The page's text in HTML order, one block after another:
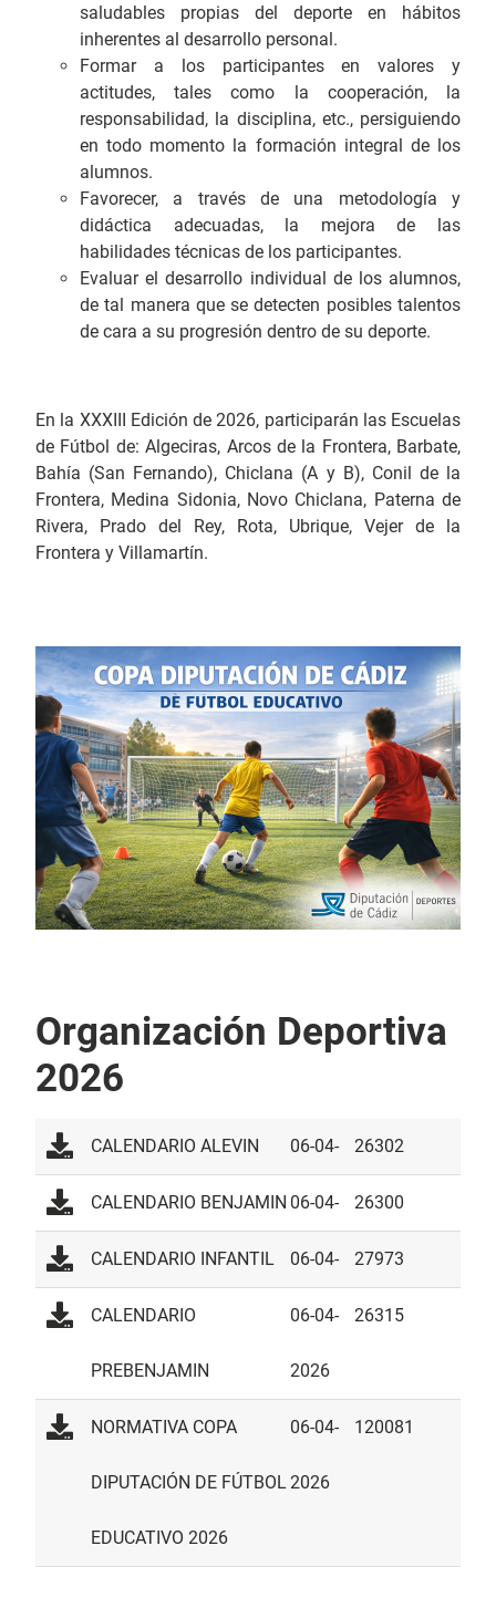
saludables propias del deporte en hábitos
inherentes al desarrollo personal.
Formar a los participantes en valores y
actitudes, tales como la cooperación, la
responsabilidad, la disciplina, etc., persiguiendo
en todo momento la formación integral de los
alumnos.
Favorecer, a través de una metodología y
didáctica adecuadas, la mejora de las
habilidades técnicas de los participantes.
Evaluar el desarrollo individual de los alumnos,
de tal manera que se detecten posibles talentos
de cara a su progresión dentro de su deporte.
En la XXXIII Edición de 2026, participarán las Escuelas
de Fútbol de: Algeciras, Arcos de la Frontera, Barbate,
Bahía (San Fernando), Chiclana (A y B), Conil de la
Frontera, Medina Sidonia, Novo Chiclana, Paterna de
Rivera, Prado del Rey, Rota, Ubrique, Vejer de la
Frontera y Villamartín.
Organización Deportiva
2026
CALENDARIO ALEVIN 06-04-
2026
26302
CALENDARIO BENJAMIN 06-04-
2026
26300
CALENDARIO INFANTIL 06-04-
2026
27973
CALENDARIO
PREBENJAMIN
06-04-
2026
26315
NORMATIVA COPA
DIPUTACIÓN DE FÚTBOL
EDUCATIVO 2026
06-04-
2026
120081